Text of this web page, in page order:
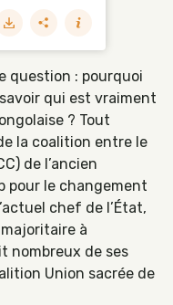
question : pourquoi
qui est vraiment
? Tout
la coalition entre le
de l’ancien
pour le changement
chef de l’État,
à
nombreux de ses
Union sacrée de